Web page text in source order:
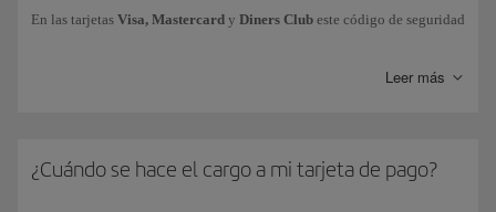
En las tarjetas Visa, Mastercard y Diners Club este código de seguridad
, el código es de 4 dígitos
Leer más
¿Cuándo se hace el cargo a mi tarjeta de pago?